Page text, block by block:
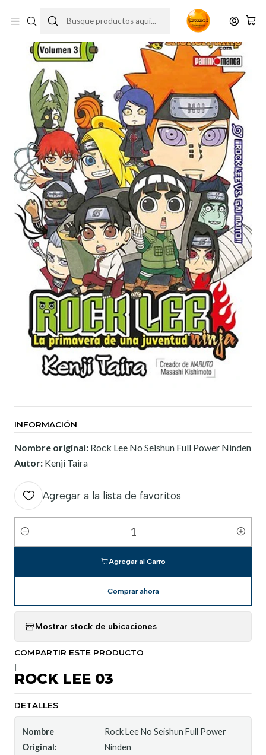
INFORMACIÓN
Nombre original: Rock Lee No Seishun Full Power Ninden
Autor: Kenji Taira
Agregar a la lista de favoritos
Cantidad
Agregar al Carro
Comprar ahora
Mostrar stock de ubicaciones
COMPARTIR ESTE PRODUCTO
ROCK LEE 03
DETALLES
Nombre
Original:
Rock Lee No Seishun Full Power
Ninden